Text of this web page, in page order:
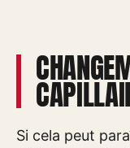
Si cela peut